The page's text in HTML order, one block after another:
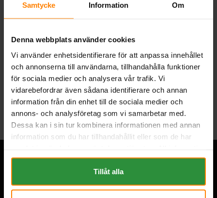
Samtycke Information Om
Denna webbplats använder cookies
Vi använder enhetsidentifierare för att anpassa innehållet
och annonserna till användarna, tillhandahålla funktioner
för sociala medier och analysera vår trafik. Vi
vidarebefordrar även sådana identifierare och annan
information från din enhet till de sociala medier och
annons- och analysföretag som vi samarbetar med.
Dessa kan i sin tur kombinera informationen med annan
information som du har tillhandahållit eller som de har
om "Cookies" och ditt val finner du på vår Cookie sida
längst ner i "footern" på sidan.
Tillåt alla
Ampere:12
BESKRIVNING
DOKUMENT
Tillbaka
Om Oss